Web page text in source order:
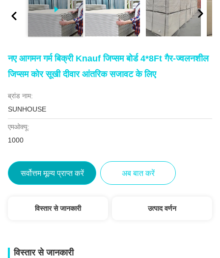
नए आगमन गर्म बिक्री Knauf जिप्सम बोर्ड 4*8Ft गैर-ज्वलनशील
जिप्सम कोर सूखी दीवार आंतरिक सजावट के लिए
ब्रांड नाम:
SUNHOUSE
एमओक्यू:
1000
सर्वोत्तम मूल्य प्राप्त करें अब बात करें
विस्तार से जानकारी उत्पाद वर्णन
विस्तार से जानकारी